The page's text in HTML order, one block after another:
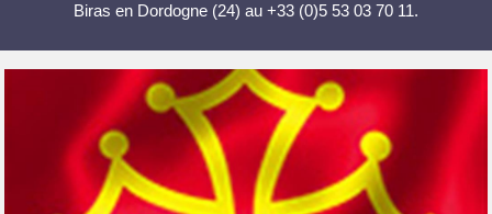
Biras en Dordogne (24) au +33 (0)5 53 03 70 11.